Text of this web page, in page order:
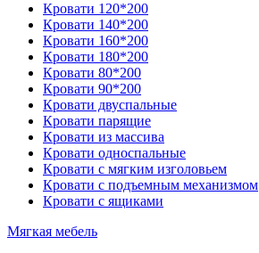
Кровати 120*200
Кровати 140*200
Кровати 160*200
Кровати 180*200
Кровати 80*200
Кровати 90*200
Кровати двуспальные
Кровати парящие
Кровати из массива
Кровати односпальные
Кровати с мягким изголовьем
Кровати с подъемным механизмом
Кровати с ящиками
Мягкая мебель